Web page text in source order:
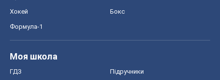
Хокей Бокс
Формула-1
Моя школа
ГДЗ Підручники